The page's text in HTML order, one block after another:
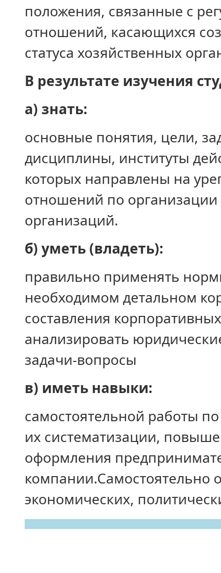
положения, связанные с
отношений, касающихся
статуса хозяйственных
В результате изучения
а) знать:
основные понятия, цели,
дисциплины, институты
которых направлены на
отношений по
организаций.
б) уметь (владеть):
правильно применять
необходимом детальном
составления
анализировать
задачи-вопросы
в) иметь навыки:
самостоятельной работы
их систематизации,
оформления
компании.Самостоятельно
экономических,